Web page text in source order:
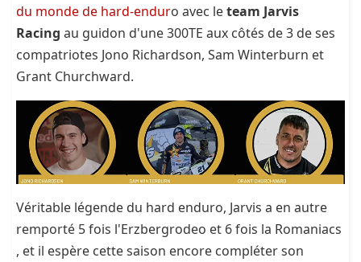
du monde de hard-enduro avec leteam Jarvis
Racing au guidon d'une 300TE aux côtés de 3 de ses
compatriotes Jono Richardson, Sam Winterburn et
Grant Churchward.
Véritable légende du hard enduro, Jarvis a en autre
remporté 5 fois l'Erzbergrodeo et 6 fois la Romaniacs
, et il espère cette saison encore compléter son